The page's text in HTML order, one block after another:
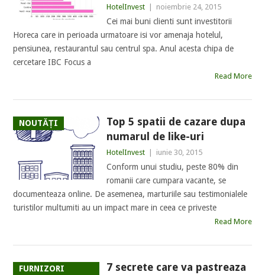
HotelInvest noiembrie 24, 2015
Cei mai buni clienti sunt investitorii
Horeca care in perioada urmatoare isi vor amenaja hotelul,
pensiunea, restaurantul sau centrul spa. Anul acesta chipa de
cercetare IBC Focus a
Read More
NOUTĂȚI
Top 5 spatii de cazare dupa
numarul de like-uri
HotelInvest iunie 30, 2015
Conform unui studiu, peste 80% din
romanii care cumpara vacante, se
documenteaza online. De asemenea, marturiile sau testimonialele
turistilor multumiti au un impact mare in ceea ce priveste
Read More
FURNIZORI
7 secrete care va pastreaza